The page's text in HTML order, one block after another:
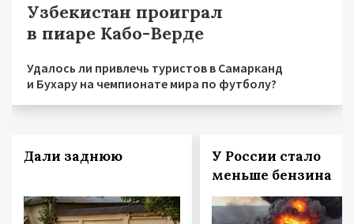
Узбекистан проиграл
в пиаре Кабо-Верде
Удалось ли привлечь туристов в Самарканд
и Бухару на чемпионате мира по футболу?
Дали заднюю
У России стало
меньше бензина